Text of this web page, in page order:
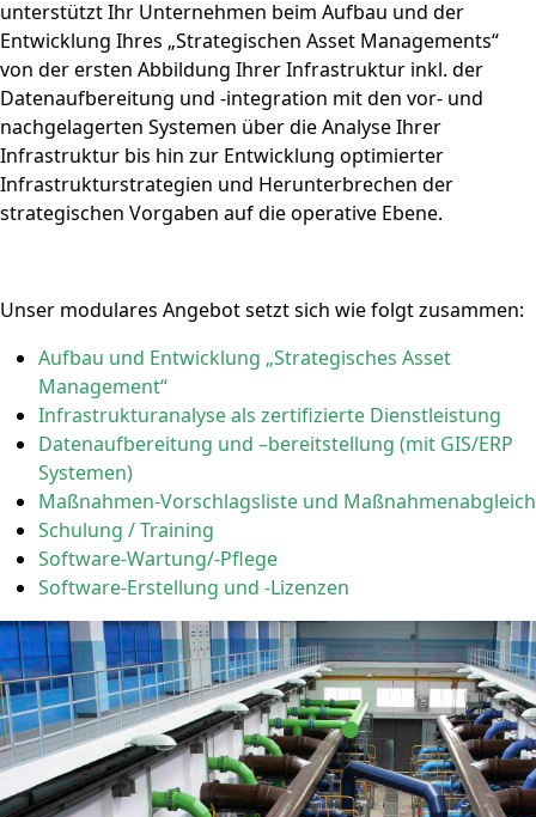
unterstützt Ihr Unternehmen beim Aufbau und der
Entwicklung Ihres „Strategischen Asset Managements“
von der ersten Abbildung Ihrer Infrastruktur inkl. der
Datenaufbereitung und -integration mit den vor- und
nachgelagerten Systemen über die Analyse Ihrer
Infrastruktur bis hin zur Entwicklung optimierter
Infrastrukturstrategien und Herunterbrechen der
strategischen Vorgaben auf die operative Ebene.
Unser modulares Angebot setzt sich wie folgt zusammen:
Aufbau und Entwicklung „Strategisches Asset
Management“
Infrastrukturanalyse als zertifizierte Dienstleistung
Datenaufbereitung und –bereitstellung (mit GIS/ERP
Systemen)
Maßnahmen-Vorschlagsliste und Maßnahmenabgleich
Schulung / Training
Software-Wartung/-Pflege
Software-Erstellung und -Lizenzen